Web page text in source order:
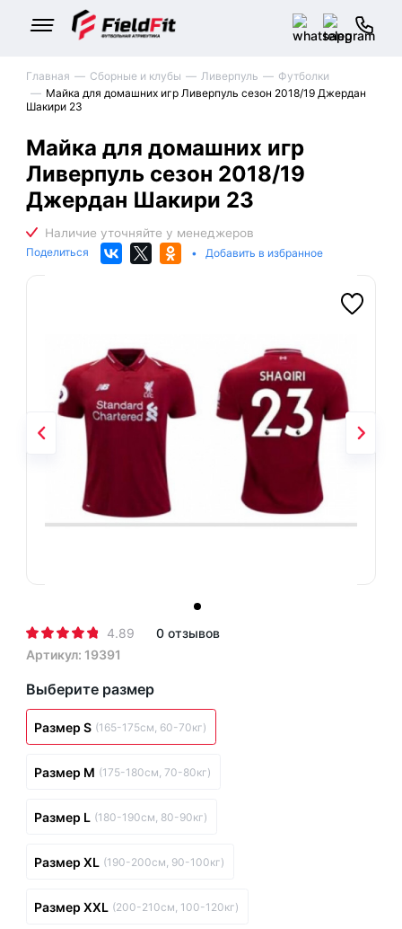
Главная Сборные и клубы Ливерпуль
Футболки
Майка для домашних игр Ливерпуль сезон 2018/19 Джердан
Шакири 23
Майка для домашних игр
Ливерпуль сезон 2018/19
Джердан Шакири 23
Поделиться • Добавить в избранное
4.89
0 отзывов
Артикул: 19391
Выберите размер
Размер S (165-175см, 60-70кг)
Размер M (175-180см, 70-80кг)
Размер L (180-190см, 80-90кг)
Размер XL (190-200см, 90-100кг)
Размер XXL (200-210см, 100-120кг)